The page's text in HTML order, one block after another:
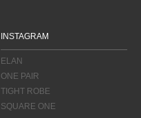
INSTAGRAM
ELAN
ONE PAIR
TIGHT ROBE
SQUARE ONE